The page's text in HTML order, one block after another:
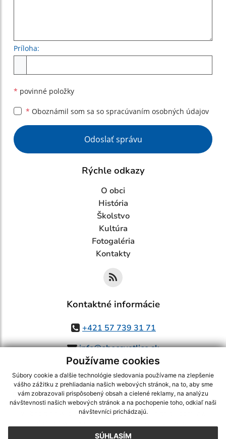
Používame cookies
Súbory cookie a ďalšie technológie sledovania používame na zlepšenie
vášho zážitku z prehliadania našich webových stránok, na to, aby sme
vám zobrazovali prispôsobený obsah a cielené reklamy, na analýzu
návštevnosti našich webových stránok a na pochopenie toho, odkiaľ naši
návštevníci prichádzajú.
SÚHLASÍM
Príloha:
* povinné položky
* Oboznámil som sa so spracúvaním osobných údajov
Google reCaptcha Response
Odoslať správu
Rýchle odkazy
O obci
História
Školstvo
Kultúra
Fotogaléria
Kontakty
Kontaktné informácie
+421 57 739 31 71
info@obecsvetlice.sk
využite možnosť získavania aktuálnych informácií s využitím RSS
CMS systém (redakčný) systém ECHELON 2,Mapa stránok,web portál
webex.digital, s.r.o.,domény,registrácia domény